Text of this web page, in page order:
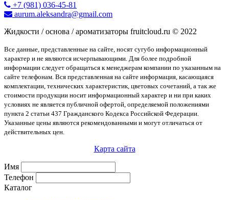
+7 (981) 036-45-81
aurum.aleksandra@gmail.com
Жидкости / основа / ароматизаторы fruitcloud.ru © 2022
Все данные, представленные на сайте, носят сугубо информационный
характер и не являются исчерпывающими. Для более подробной
информации следует обращаться к менеджерам компании по указанным на
сайте телефонам. Вся представленная на сайте информация, касающаяся
комплектации, технических характеристик, цветовых сочетаний, а так же
стоимости продукции носит информационный характер и ни при каких
условиях не является публичной офертой, определяемой положениями
пункта 2 статьи 437 Гражданского Кодекса Российской Федерации.
Указанные цены являются рекомендованными и могут отличаться от
действительных цен.
Карта сайта
Имя
Телефон
Каталог